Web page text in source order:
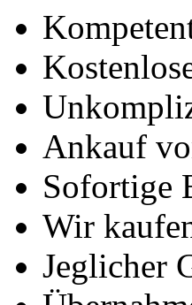
Ankauf
Sofortige
Wir
Jeglicher